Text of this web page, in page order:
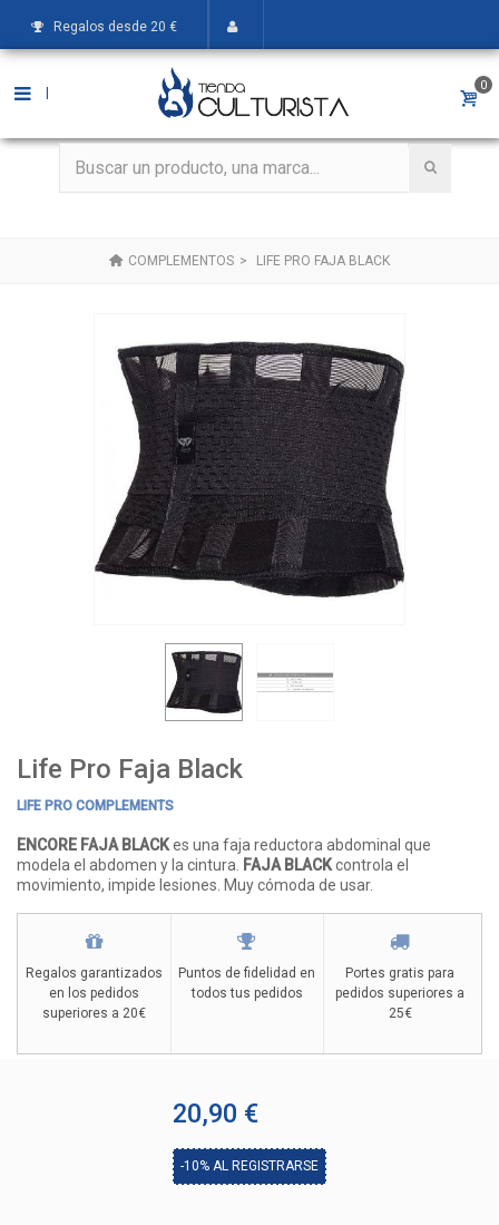
Regalos desde 20 €
0
COMPLEMENTOS > LIFE PRO FAJA BLACK
Life Pro Faja Black
LIFE PRO COMPLEMENTS
ENCORE FAJA BLACKes una faja reductora abdominal que
modela el abdomen y la cintura.
FAJA BLACKcontrola el
movimiento, impide lesiones. Muy cómoda de usar.
Regalos garantizados
en los pedidos
superiores a 20€
Puntos de fidelidad en
todos tus pedidos
Portes gratis para
pedidos superiores a
25€
20,90 €
-10% AL REGISTRARSE